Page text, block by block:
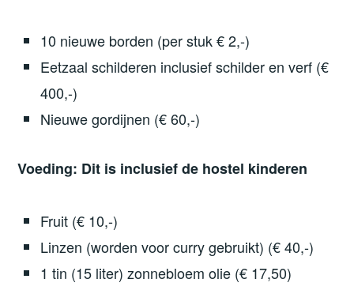
10 nieuwe borden (per stuk € 2,-)
Eetzaal schilderen inclusief schilder en verf (€
400,-)
Nieuwe gordijnen (€ 60,-)
Voeding: Dit is inclusief de hostel kinderen
Fruit (€ 10,-)
Linzen (worden voor curry gebruikt) (€ 40,-)
1 tin (15 liter) zonnebloem olie (€ 17,50)